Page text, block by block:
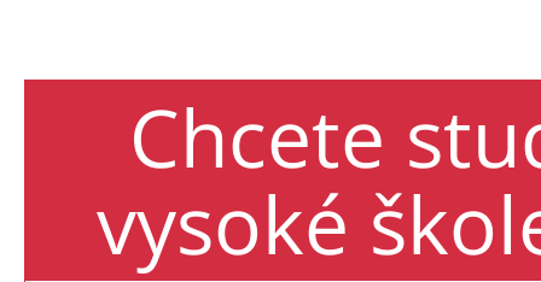
Chcete
vysoké